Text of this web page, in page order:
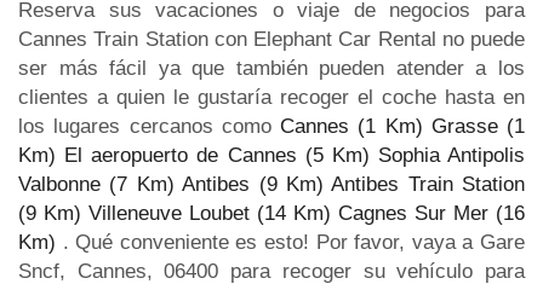
Reserva sus vacaciones o viaje de negocios para
Cannes Train Station con Elephant Car Rental no puede
ser más fácil ya que también pueden atender a los
clientes a quien le gustaría recoger el coche hasta en
los lugares cercanos como Cannes (1 Km) Grasse (1
Km) El aeropuerto de Cannes (5 Km) Sophia Antipolis
Valbonne (7 Km) Antibes (9 Km) Antibes Train Station
(9 Km) Villeneuve Loubet (14 Km) Cagnes Sur Mer (16
Km) . Qué conveniente es esto! Por favor, vaya a Gare
Sncf, Cannes, 06400 para recoger su vehículo para